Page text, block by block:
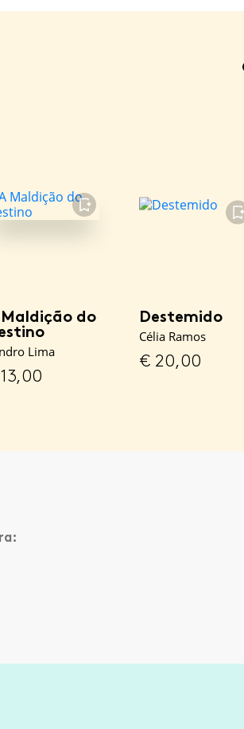
FAVORITO
do
Lima
FAVORITO
Destemido
Célia Ramos
€20,00